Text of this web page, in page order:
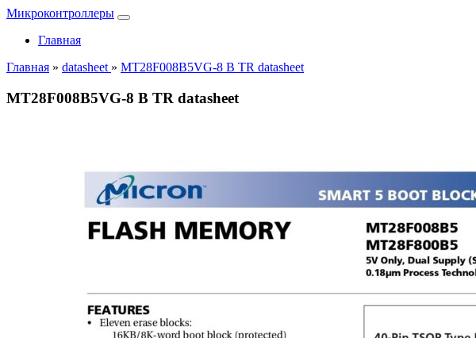
Микроконтроллеры
Главная
Главная » datasheet » MT28F008B5VG-8 B TR datasheet
MT28F008B5VG-8 B TR datasheet